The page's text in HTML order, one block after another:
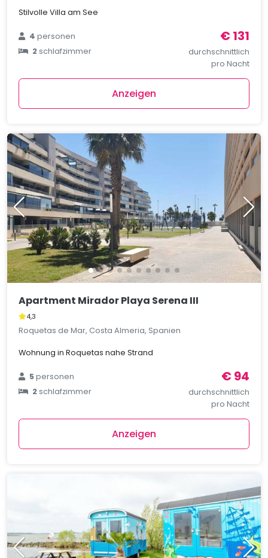
Stilvolle Villa am See
4personen
2schlafzimmer
€ 131
durchschnittlich
pro Nacht
Anzeigen
Apartment Mirador Playa Serena III
4,3
Roquetas de Mar, Costa Almeria, Spanien
Wohnung in Roquetas nahe Strand
5personen
2schlafzimmer
€ 94
durchschnittlich
pro Nacht
Anzeigen